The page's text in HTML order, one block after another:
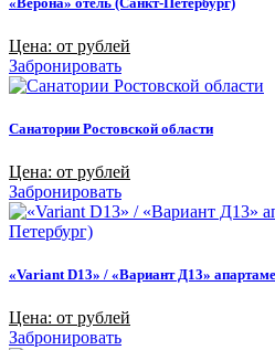
Цена: от рублей
Забронировать
Санатории Ростовской области
Цена: от рублей
Забронировать
«Variant D13» / «Вариант Д13»
Цена: от рублей
Забронировать